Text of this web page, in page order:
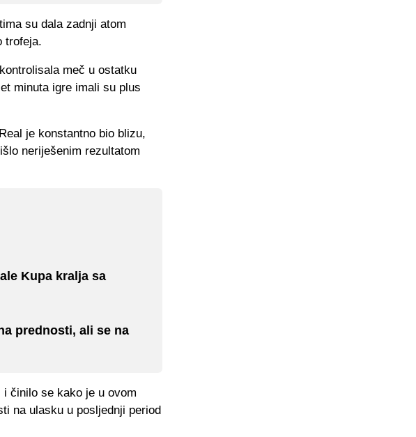
su dala zadnji atom
trofeja.
meč u ostatku
minuta igre imali su plus
je konstantno bio blizu,
neriješenim rezultatom
Kupa kralja sa
prednosti, ali se na
činilo se kako je u ovom
na ulasku u posljednji period